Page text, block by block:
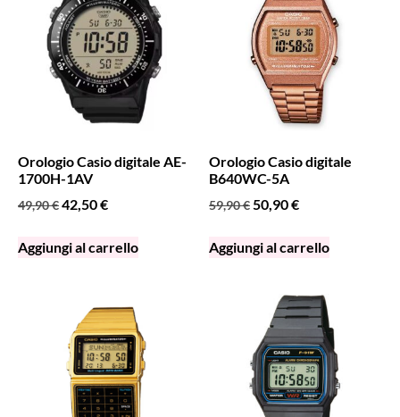
Orologio Casio digitale AE-
1700H-1AV
49,90€42,50€
Aggiungi al carrello
Orologio Casio digitale
B640WC-5A
59,90€50,90€
Aggiungi al carrello